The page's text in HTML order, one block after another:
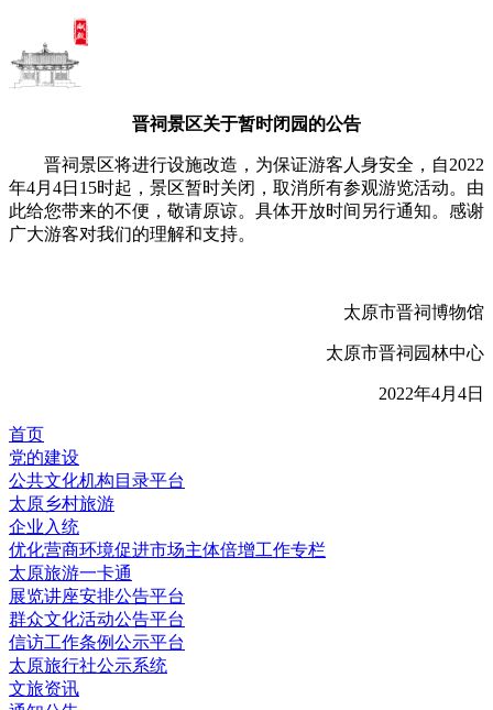
晋祠景区关于暂时闭园的公告
晋祠景区将进行设施改造，为保证游客人身安全，自2022
年4月4日15时起，景区暂时关闭，取消所有参观游览活动。由
此给您带来的不便，敬请原谅。具体开放时间另行通知。感谢
广大游客对我们的理解和支持。
太原市晋祠博物馆
太原市晋祠园林中心
2022年4月4日
首页
党的建设
公共文化机构目录平台
太原乡村旅游
企业入统
优化营商环境促进市场主体倍增工作专栏
太原旅游一卡通
展览讲座安排公告平台
群众文化活动公告平台
信访工作条例公示平台
太原旅行社公示系统
文旅资讯